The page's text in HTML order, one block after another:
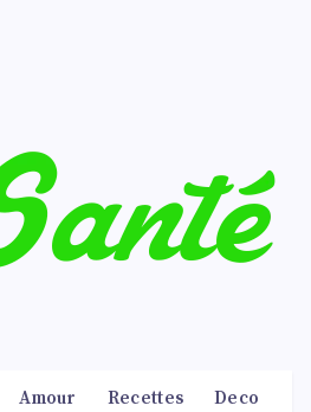
Amour Recettes Deco